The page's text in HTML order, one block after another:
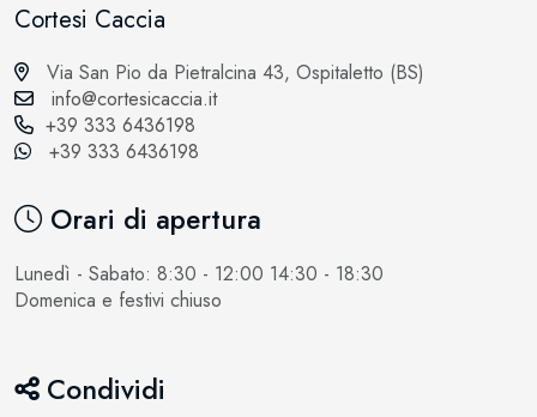
Cortesi Caccia
Via San Pio da Pietralcina 43, Ospitaletto (BS)
info@cortesicaccia.it
+39 333 6436198
+39 333 6436198
Orari di apertura
Lunedì - Sabato: 8:30 - 12:00 14:30 - 18:30
Domenica e festivi chiuso
Condividi